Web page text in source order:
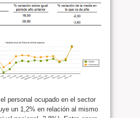
personal ocupado en el sector
un 1,2% en relación al mismo